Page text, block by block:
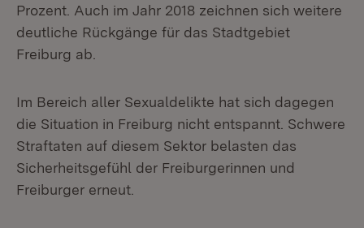
Prozent. Auch im Jahr 2018 zeichnen sich weitere
deutliche Rückgänge für das Stadtgebiet
Freiburg ab.
Im Bereich aller Sexualdelikte hat sich dagegen
die Situation in Freiburg nicht entspannt. Schwere
Straftaten auf diesem Sektor belasten das
Sicherheitsgefühl der Freiburgerinnen und
Freiburger erneut.